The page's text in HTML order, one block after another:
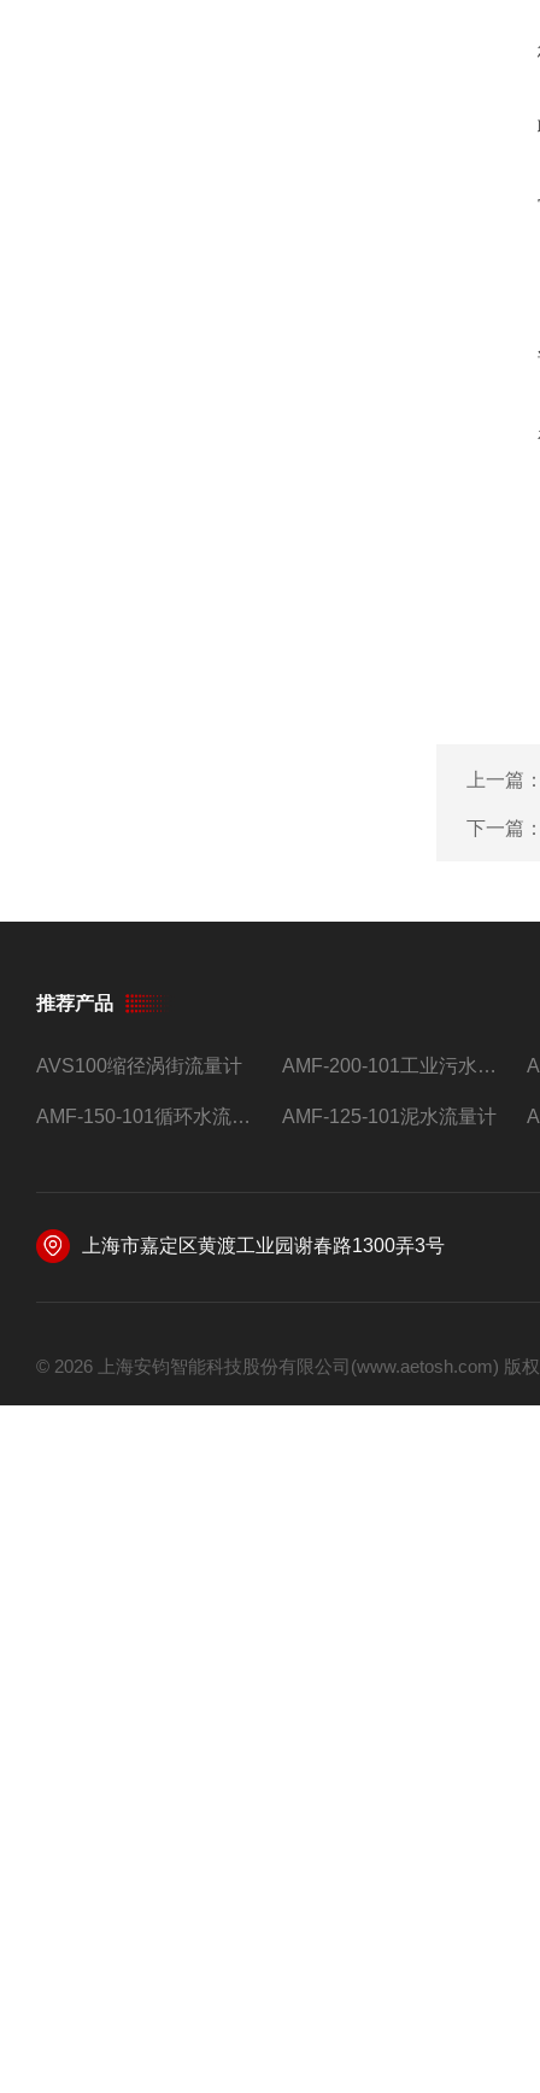
上一篇
下一篇
推荐产品
AVS100缩径涡街流量计 AMF-200-101工业污水流量计
AMF-150-101循环水流量计,电磁流量计 AMF-125-101泥水流量计
上海市嘉定区黄渡工业园谢春路1300弄3号
© 2026 上海安钧智能科技股份有限公司(www.aetosh.com)